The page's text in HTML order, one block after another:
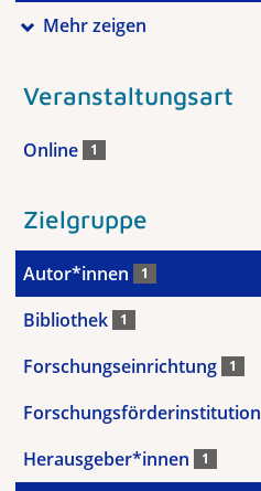
Mehr zeigen
Veranstaltungsart
Online 1
Zielgruppe
Autor*innen 1
Bibliothek 1
Forschungseinrichtung 1
Forschungsförderinstitution
Herausgeber*innen 1